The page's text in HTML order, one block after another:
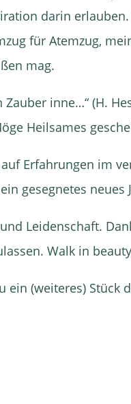
darin
für Atemzug,
mag.
inne…“ (H.
Heilsames
Erfahrungen im
gesegnetes neues
Leidenschaft.
Walk in
ein (weiteres) Stück